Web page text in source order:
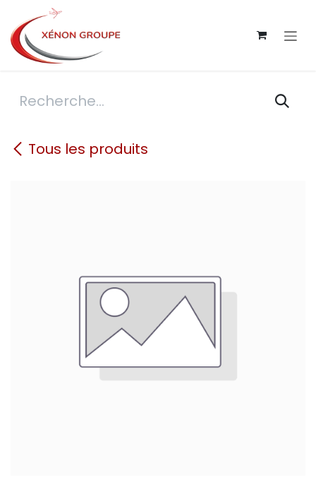
Se rendre au contenu
Tous les produits